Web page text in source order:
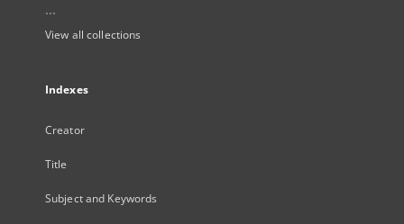
...
View all collections
Indexes
Creator
Title
Subject and Keywords